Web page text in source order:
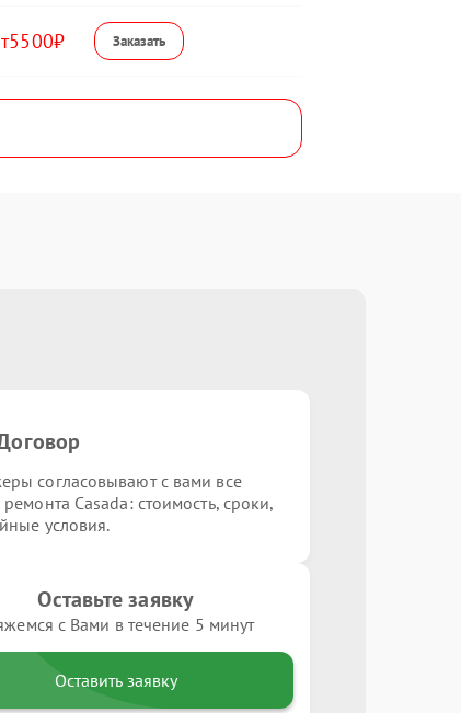
5500
согласовывают с вами все
Casada: стоимость, сроки,
условия.
Оставьте заявку
с Вами в течение 5 минут
Оставить заявку